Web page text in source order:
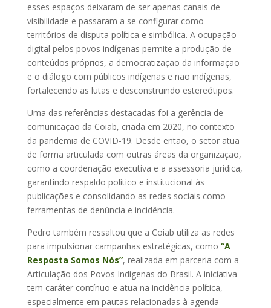
esses espaços deixaram de ser apenas canais de
visibilidade e passaram a se configurar como
territórios de disputa política e simbólica. A ocupação
digital pelos povos indígenas permite a produção de
conteúdos próprios, a democratização da informação
e o diálogo com públicos indígenas e não indígenas,
fortalecendo as lutas e desconstruindo estereótipos.
Uma das referências destacadas foi a gerência de
comunicação da Coiab, criada em 2020, no contexto
da pandemia de COVID-19. Desde então, o setor atua
de forma articulada com outras áreas da organização,
como a coordenação executiva e a assessoria jurídica,
garantindo respaldo político e institucional às
publicações e consolidando as redes sociais como
ferramentas de denúncia e incidência.
Pedro também ressaltou que a Coiab utiliza as redes
para impulsionar campanhas estratégicas, como “A
Resposta Somos Nós”, realizada em parceria com a
Articulação dos Povos Indígenas do Brasil. A iniciativa
tem caráter contínuo e atua na incidência política,
especialmente em pautas relacionadas à agenda